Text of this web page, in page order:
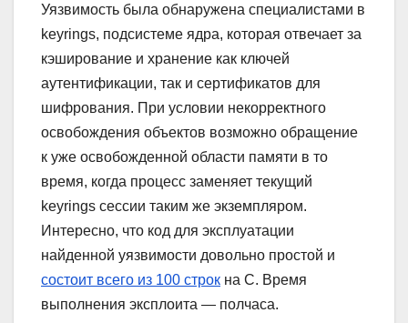
Уязвимость была обнаружена специалистами в
keyrings, подсистеме ядра, которая отвечает за
кэширование и хранение как ключей
аутентификации, так и сертификатов для
шифрования. При условии некорректного
освобождения объектов возможно обращение
к уже освобожденной области памяти в то
время, когда процесс заменяет текущий
keyrings сессии таким же экземпляром.
Интересно, что код для эксплуатации
найденной уязвимости довольно простой и
состоит всего из 100 строк на С. Время
выполнения эксплоита — полчаса.